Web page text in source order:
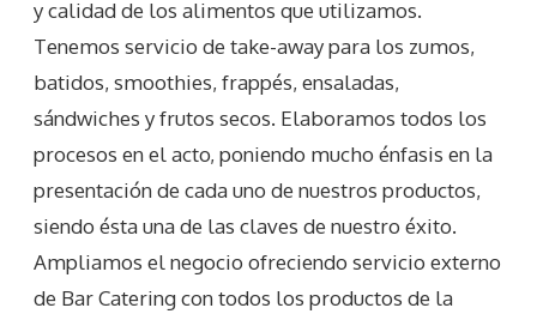
y calidad de los alimentos que utilizamos.
Tenemos servicio de take-away para los zumos,
batidos, smoothies, frappés, ensaladas,
sándwiches y frutos secos. Elaboramos todos los
procesos en el acto, poniendo mucho énfasis en la
presentación de cada uno de nuestros productos,
siendo ésta una de las claves de nuestro éxito.
Ampliamos el negocio ofreciendo servicio externo
de Bar Catering con todos los productos de la